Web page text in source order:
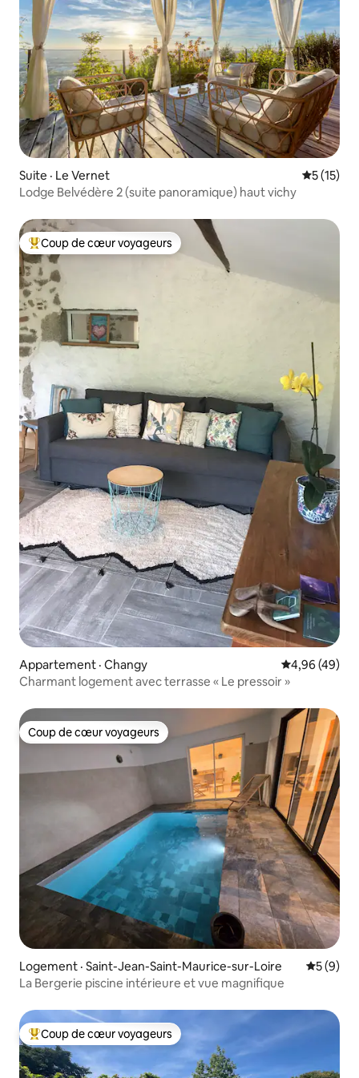
Suite · Le Vernet Note
5 (15)
Lodge Belvédère 2 (suite panoramique) haut vichy
Coup de cœur voyageurs parmi les plus aimés
Coup de cœur voyageurs
Appartement · Changy Note
4,96 (49)
Charmant logement avec terrasse « Le pressoir »
Coup de cœur voyageurs
Coup de cœur voyageurs
Logement · Saint-Jean-Saint-Maurice-sur-Loire Note
5 (9)
La Bergerie piscine intérieure et vue magnifique
Coup de cœur voyageurs parmi les plus aimés
Coup de cœur voyageurs